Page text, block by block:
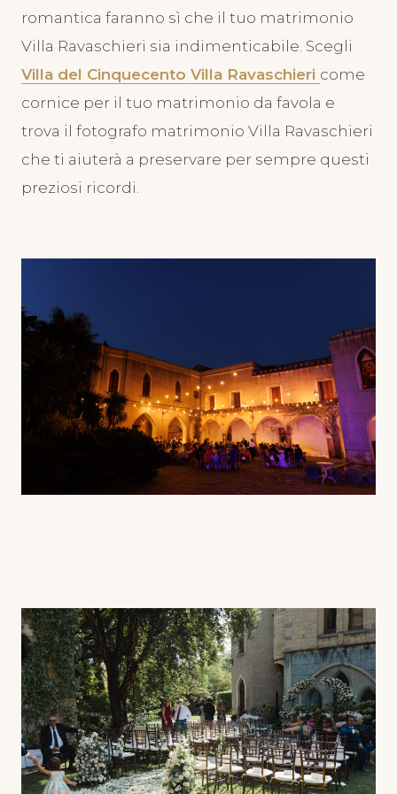
romantica faranno sì che il tuo matrimonio
Villa Ravaschieri sia indimenticabile. Scegli
Villa del Cinquecento Villa Ravaschieri come
cornice per il tuo matrimonio da favola e
trova il fotografo matrimonio Villa Ravaschieri
che ti aiuterà a preservare per sempre questi
preziosi ricordi.